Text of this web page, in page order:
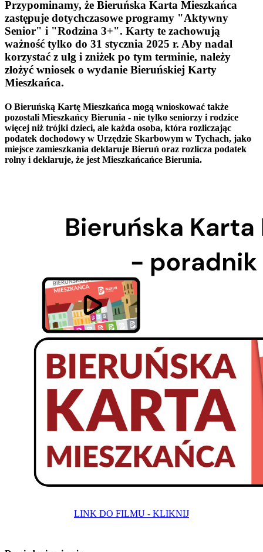
Przypominamy, że Bieruńska Karta Mieszkańca
zastępuje dotychczasowe programy "Aktywny
Senior" i "Rodzina 3+". Karty te zachowują
ważność tylko do 31 stycznia 2025 r. Aby nadal
korzystać z ulg i zniżek po tym terminie, należy
złożyć wniosek o wydanie Bieruńskiej Karty
Mieszkańca.
O Bieruńską Kartę Mieszkańca mogą wnioskować także
pozostali Mieszkańcy Bierunia - nie tylko seniorzy i rodzice
więcej niż trójki dzieci, ale każda osoba, która rozliczając
podatek dochodowy w Urzędzie Skarbowym w Tychach, jako
miejsce zamieszkania deklaruje Bieruń oraz rozlicza podatek
rolny i deklaruje, że jest Mieszkańcańce Bierunia.
LINK DO FILMU - KLIKNIJ